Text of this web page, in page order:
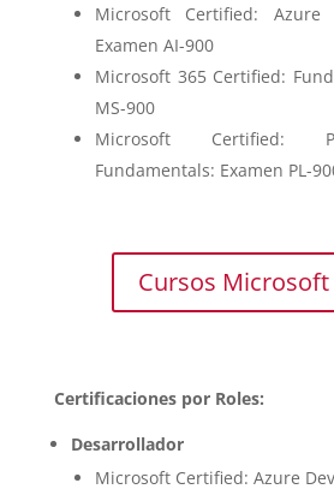
Microsoft Certified: Azure
Examen AI-900
Microsoft 365 Certified:
MS-900
Microsoft Certified:
Fundamentals: Examen PL-
Cursos Microsoft
Certificaciones por Roles:
Desarrollador
Microsoft Certified: Azure